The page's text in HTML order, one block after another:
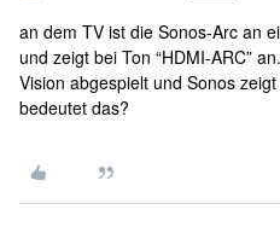
an dem TV ist die Sonos-Arc an
und zeigt bei Ton “HDMI-ARC”
Vision abgespielt und Sonos zeigt
bedeutet das?